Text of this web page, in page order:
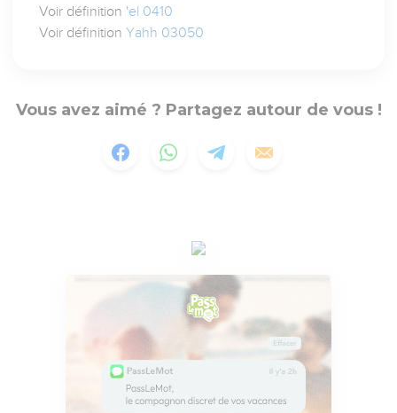
Voir définition 'el 0410
Voir définitionYahh 03050
Vous avez aimé ? Partagez autour de vous !